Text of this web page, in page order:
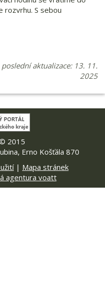
rozvrhu. S sebou
poslední aktualizace: 13. 11.
2025
2015
Erno Košťála 870
| Mapa stránek
agentura voatt